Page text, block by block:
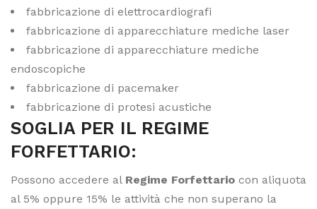
fabbricazione di elettrocardiografi
fabbricazione di apparecchiature mediche laser
fabbricazione di apparecchiature mediche
endoscopiche
fabbricazione di pacemaker
fabbricazione di protesi acustiche
SOGLIA PER IL REGIME
FORFETTARIO:
Possono accedere al Regime Forfettario con aliquota
al 5% oppure 15% le attività che non superano la